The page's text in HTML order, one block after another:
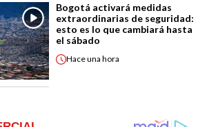
Bogotá activará medidas
extraordinarias de seguridad:
esto es lo que cambiará hasta
el sábado
Haceuna hora